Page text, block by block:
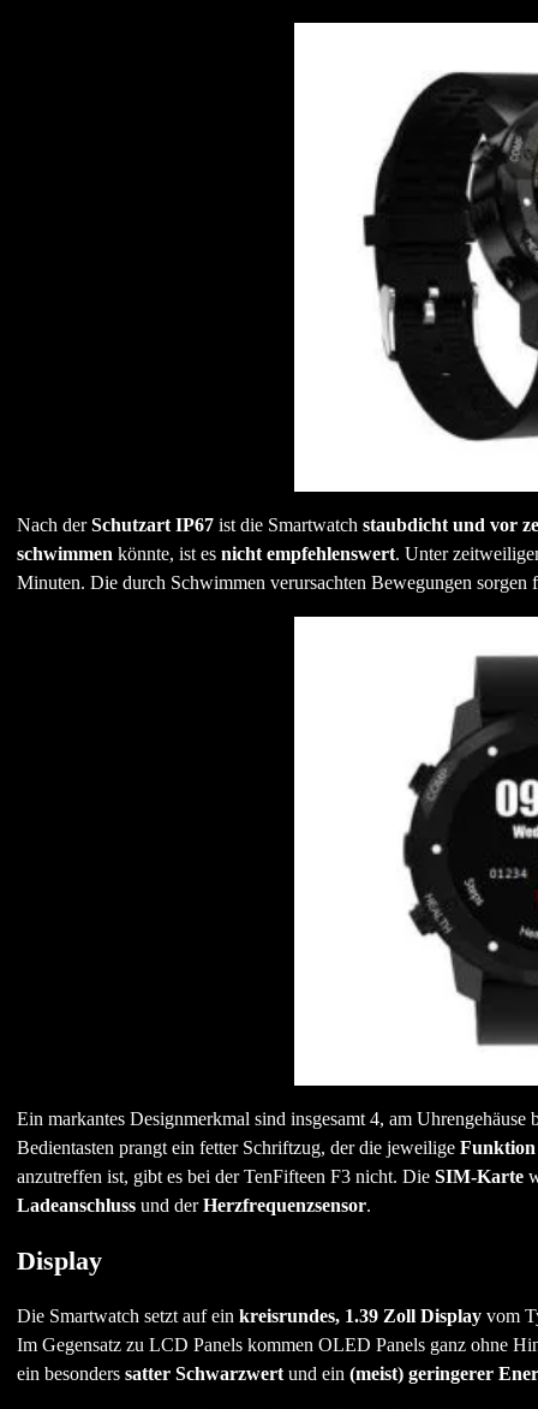
Nach derSchutzart IP67ist die Smartwatch staubdicht und vor
schwimmen könnte, ist es nicht empfehlenswert. Unter
Minuten. Die durch Schwimmen verursachten Bewegungen sorgen
Ein markantes Designmerkmal sind insgesamt 4, am Uhrengehäuse
Bedientasten prangt ein fetter Schriftzug, der die jeweilige
anzutreffen ist, gibt es bei der TenFifteen F3 nicht. Die SIM-Karte
Ladeanschlussund derHerzfrequenzsensor.
Display
Die Smartwatch setzt auf ein kreisrundes, 1.39 Zoll Displayvom
Im Gegensatz zu LCD Panels kommen OLED Panels ganz ohne
ein besonders satter Schwarzwertund ein(meist) geringerer